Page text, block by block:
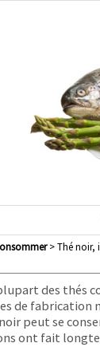
> Thé noir,
des thés
de fabrication
peut se
ont fait